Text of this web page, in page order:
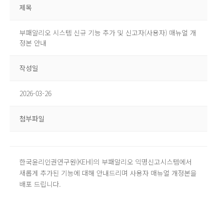
제목
부패알리오 시스템 신규 기능 추가 및 신고자(사용자) 매뉴얼 개
정본 안내
작성일
2026-03-26
첨부파일
한국윤리인권연구원(KEHI)의 부패알리오 익명신고시스템에서
새롭게 추가된 기능에 대해 안내드리며 사용자 매뉴얼 개정본을
배포 드립니다.